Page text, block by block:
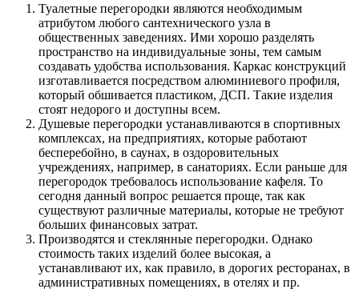
Туалетные перегородки являются необходимым
атрибутом любого сантехнического узла в
общественных заведениях. Ими хорошо разделять
пространство на индивидуальные зоны, тем самым
создавать удобства использования. Каркас конструкций
изготавливается посредством алюминиевого профиля,
который обшивается пластиком, ДСП. Такие изделия
стоят недорого и доступны всем.
Душевые перегородки устанавливаются в спортивных
комплексах, на предприятиях, которые работают
бесперебойно, в саунах, в оздоровительных
учреждениях, например, в санаториях. Если раньше для
перегородок требовалось использование кафеля. То
сегодня данный вопрос решается проще, так как
существуют различные материалы, которые не требуют
больших финансовых затрат.
Производятся и стеклянные перегородки. Однако
стоимость таких изделий более высокая, а
устанавливают их, как правило, в дорогих ресторанах, в
административных помещениях, в отелях и пр.